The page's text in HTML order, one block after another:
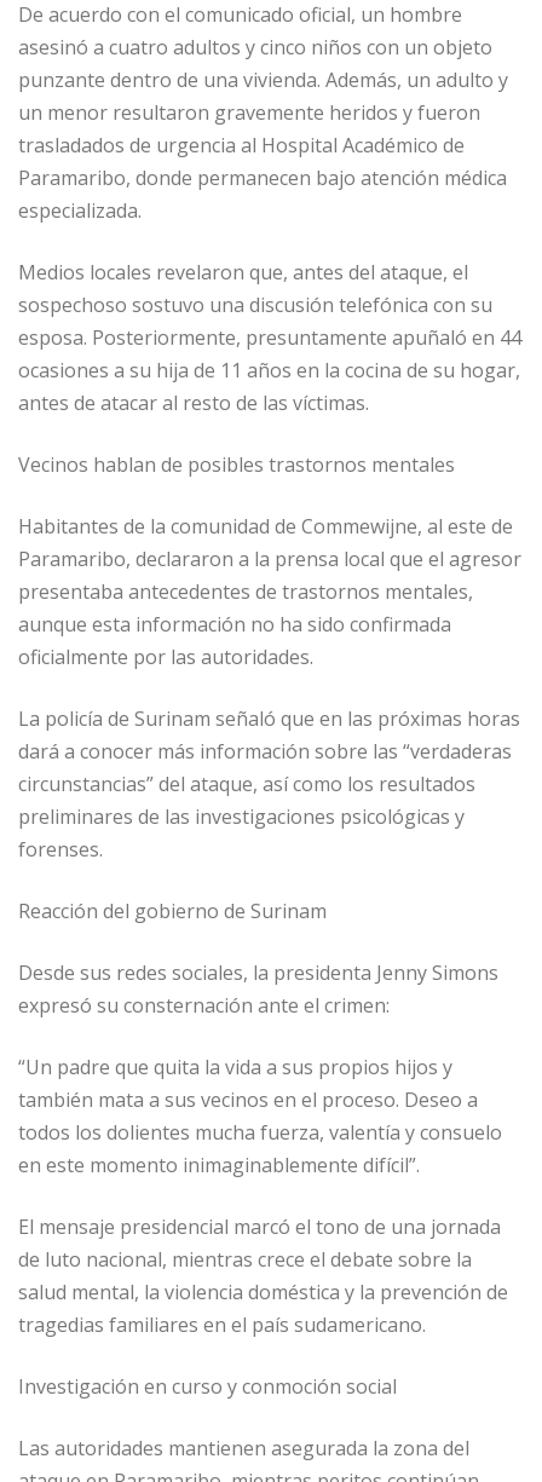
De acuerdo con el comunicado oficial, un hombre
asesinó a cuatro adultos y cinco niños con un objeto
punzante dentro de una vivienda. Además, un adulto y
un menor resultaron gravemente heridos y fueron
trasladados de urgencia al Hospital Académico de
Paramaribo, donde permanecen bajo atención médica
especializada.
Medios locales revelaron que, antes del ataque, el
sospechoso sostuvo una discusión telefónica con su
esposa. Posteriormente, presuntamente apuñaló en 44
ocasiones a su hija de 11 años en la cocina de su hogar,
antes de atacar al resto de las víctimas.
Vecinos hablan de posibles trastornos mentales
Habitantes de la comunidad de Commewijne, al este de
Paramaribo, declararon a la prensa local que el agresor
presentaba antecedentes de trastornos mentales,
aunque esta información no ha sido confirmada
oficialmente por las autoridades.
La policía de Surinam señaló que en las próximas horas
dará a conocer más información sobre las “verdaderas
circunstancias” del ataque, así como los resultados
preliminares de las investigaciones psicológicas y
forenses.
Reacción del gobierno de Surinam
Desde sus redes sociales, la presidenta Jenny Simons
expresó su consternación ante el crimen:
“Un padre que quita la vida a sus propios hijos y
también mata a sus vecinos en el proceso. Deseo a
todos los dolientes mucha fuerza, valentía y consuelo
en este momento inimaginablemente difícil”.
El mensaje presidencial marcó el tono de una jornada
de luto nacional, mientras crece el debate sobre la
salud mental, la violencia doméstica y la prevención de
tragedias familiares en el país sudamericano.
Investigación en curso y conmoción social
Las autoridades mantienen asegurada la zona del